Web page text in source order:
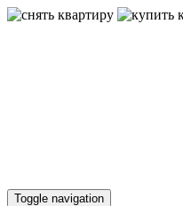
Toggle navigation